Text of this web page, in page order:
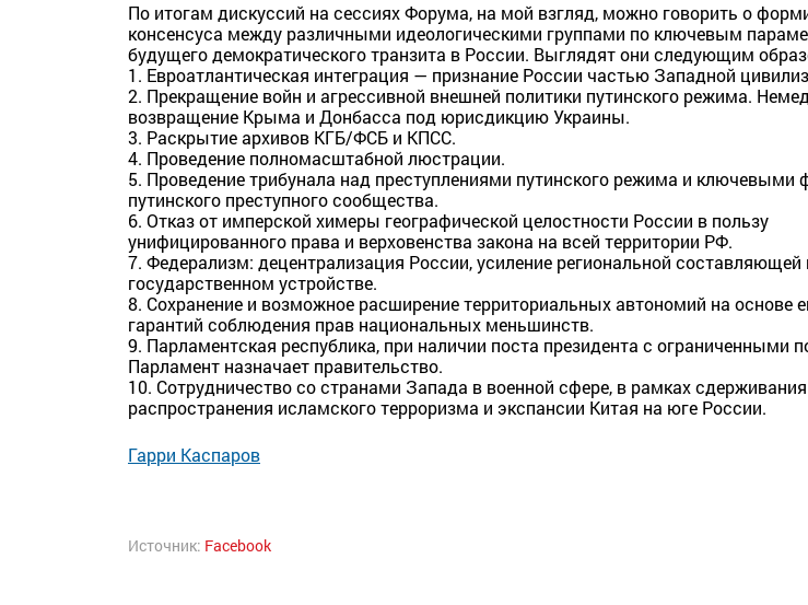
По итогам дискуссий на сессиях Форума, на мой взгляд, можно говорить о
консенсуса между различными идеологическими группами по ключевым
будущего демократического транзита в России. Выглядят они следующим
1. Евроатлантическая интеграция — признание России частью Западной
2. Прекращение войн и агрессивной внешней политики путинского режима.
возвращение Крыма и Донбасса под юрисдикцию Украины.
3. Раскрытие архивов КГБ/ФСБ и КПСС.
4. Проведение полномасштабной люстрации.
5. Проведение трибунала над преступлениями путинского режима и ключевыми
путинского преступного сообщества.
6. Отказ от имперской химеры географической целостности России в пользу
унифицированного права и верховенства закона на всей территории РФ.
7. Федерализм: децентрализация России, усиление региональной составляющей
государственном устройстве.
8. Сохранение и возможное расширение территориальных автономий на основе
гарантий соблюдения прав национальных меньшинств.
9. Парламентская республика, при наличии поста президента с ограниченными
Парламент назначает правительство.
10. Сотрудничество со странами Запада в военной сфере, в рамках
распространения исламского терроризма и экспансии Китая на юге России.
Гарри Каспаров
Источник: Facebook